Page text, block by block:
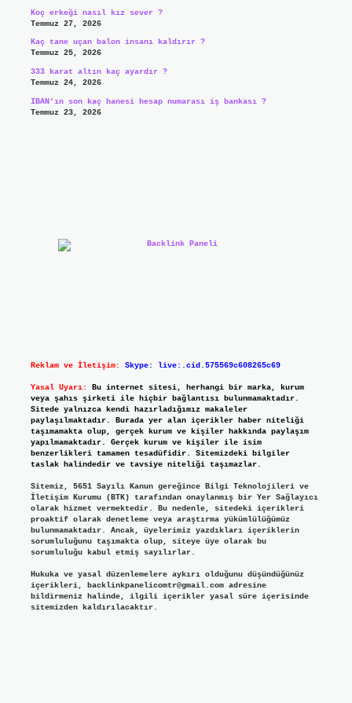
Koç erkeği nasıl kız sever ?
Temmuz 27, 2026
Kaç tane uçan balon insanı kaldırır ?
Temmuz 25, 2026
333 karat altın kaç ayardır ?
Temmuz 24, 2026
IBAN’ın son kaç hanesi hesap numarası iş bankası ?
Temmuz 23, 2026
Reklam ve İletişim: Skype: live:.cid.575569c608265c69
Yasal Uyarı:
Bu internet sitesi, herhangi bir marka, kurum
veya şahıs şirketi ile hiçbir bağlantısı bulunmamaktadır.
Sitede yalnızca kendi hazırladığımız makaleler
paylaşılmaktadır. Burada yer alan içerikler haber niteliği
taşımamakta olup, gerçek kurum ve kişiler hakkında paylaşım
yapılmamaktadır. Gerçek kurum ve kişiler ile isim
benzerlikleri tamamen tesadüfidir. Sitemizdeki bilgiler
taslak halindedir ve tavsiye niteliği taşımazlar.
Sitemiz, 5651 Sayılı Kanun gereğince Bilgi Teknolojileri ve
İletişim Kurumu (BTK) tarafından onaylanmış bir Yer Sağlayıcı
olarak hizmet vermektedir. Bu nedenle, sitedeki içerikleri
proaktif olarak denetleme veya araştırma yükümlülüğümüz
bulunmamaktadır. Ancak, üyelerimiz yazdıkları içeriklerin
sorumluluğunu taşımakta olup, siteye üye olarak bu
sorumluluğu kabul etmiş sayılırlar.
Hukuka ve yasal düzenlemelere aykırı olduğunu düşündüğünüz
içerikleri, backlinkpanelicomtr@gmail.comadresine
bildirmeniz halinde, ilgili içerikler yasal süre içerisinde
sitemizden kaldırılacaktır.